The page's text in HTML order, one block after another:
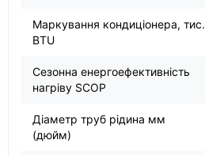
Маркування кондиціонера, тис.
BTU
Сезонна енергоефективність
нагріву SCOP
Діаметр труб рідина мм
(дюйм)